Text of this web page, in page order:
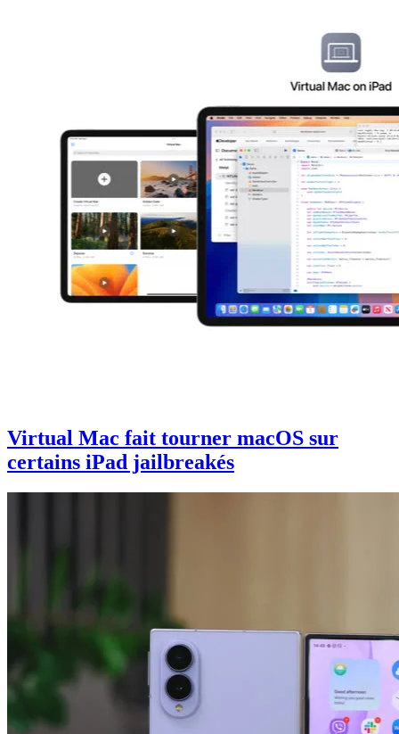
Virtual Mac fait tourner macOS sur
certains iPad jailbreakés